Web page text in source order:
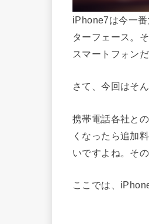
iPhone7は今一
ターフェース。
スマートフォン
さて、今回はそ
携帯電話各社と
くなったら追加
いですよね。そ
ここでは、